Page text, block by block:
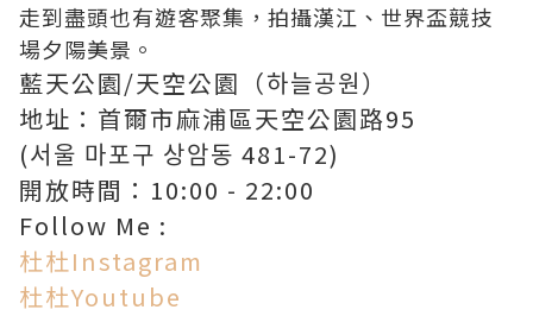
走到盡頭也有遊客聚集，拍攝漢江、世界盃競技
場夕陽美景。
藍天公園/天空公園（하늘공원）
地址：首爾市麻浦區天空公園路95
(서울 마포구 상암동 481-72)
開放時間：10:00 - 22:00
Follow Me :
杜杜Instagram
杜杜Youtube